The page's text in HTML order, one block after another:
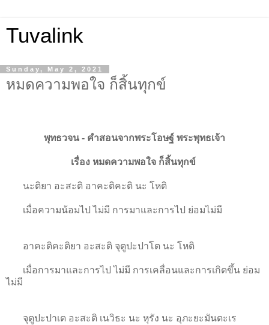
Tuvalink
Sunday, May 2, 2021
หมดความพอใจ ก็สิ้นทุกข์
พุทธวจน - คําสอนจากพระโอษฐ์ พระพุทธเจ้า
เรื่อง หมดความพอใจ ก็สิ้นทุกข์
นะติยา อะสะติ อาคะติคะติ นะ โหติ
เมื่อความน้อมไป ไม่มี การมาและการไป ย่อมไม่มี
อาคะติคะติยา อะสะติ จุตูปะปาโต นะ โหติ
เมื่อการมาและการไป ไม่มี การเคลื่อนและการเกิดขึ้น ย่อม
ไม่มี
จุตูปะปาเต อะสะติ เนวิธะ นะ หุรัง นะ อุภะยะมันตะเร